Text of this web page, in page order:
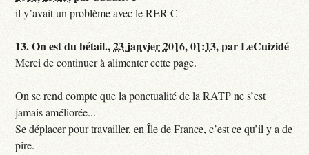
il y’avait un problème avec le RER C
13.On est du bétail.,23 janvier 2016, 01:13,parLeCuizidé
Merci de continuer à alimenter cette page.
On se rend compte que la ponctualité de la RATP ne s’est
jamais améliorée...
Se déplacer pour travailler, en Île de France, c’est ce qu’il y a de
pire.